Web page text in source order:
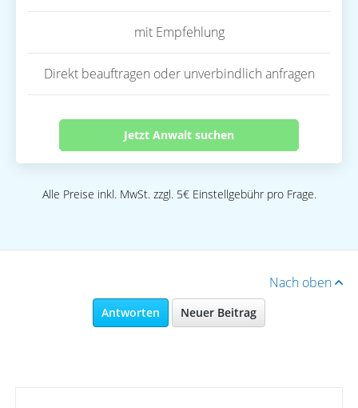
mit Empfehlung
Direkt beauftragen oder unverbindlich anfragen
Jetzt Anwalt suchen
Alle Preise inkl. MwSt. zzgl. 5€ Einstellgebühr pro Frage.
Nach oben
Antworten Neuer Beitrag